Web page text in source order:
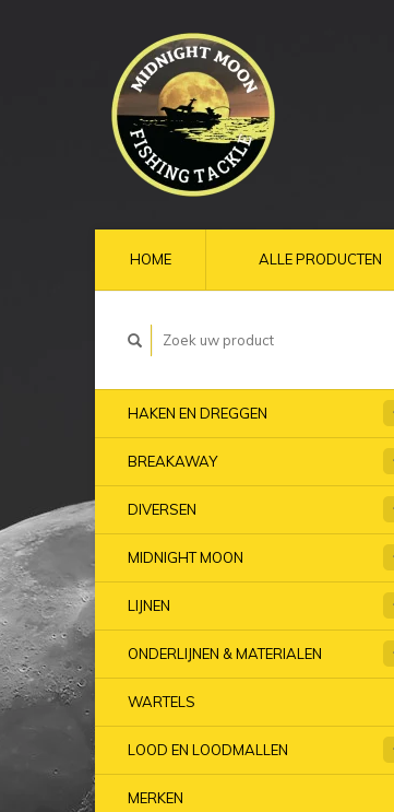
HOME ALLE PRODUCTEN
HAKEN EN DREGGEN
BREAKAWAY
DIVERSEN
MIDNIGHT MOON
LIJNEN
ONDERLIJNEN & MATERIALEN
WARTELS
LOOD EN LOODMALLEN
MERKEN